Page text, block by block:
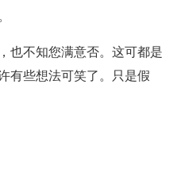
也不知您满意否。这可都是
有些想法可笑了。只是假